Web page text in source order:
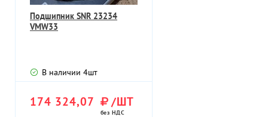
Подшипник SNR 23234
VMW33
В наличии 4шт
174 324,07 /ШТ
без НДС